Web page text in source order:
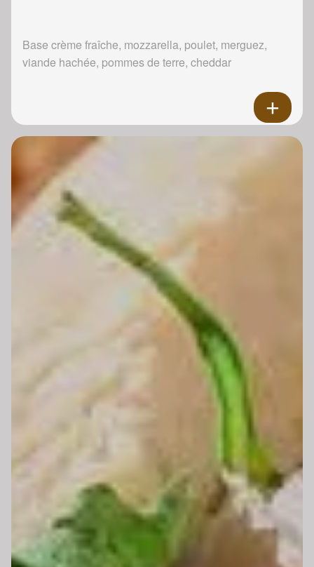
Base crème fraîche, mozzarella, poulet, merguez,
viande hachée, pommes de terre, cheddar